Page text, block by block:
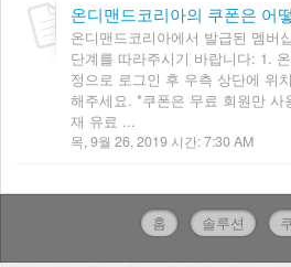
온디맨드코리아의 쿠폰은 어
온디맨드코리아에서 발급된 멤버
단계를 따라주시기 바랍니다: 1.
정으로 로그인 후 우측 상단에 위
해주세요. *쿠폰은 무료 회원만 사
재 유료 ...
목, 9월 26, 2019 시간: 7:30 AM
홈 솔루션